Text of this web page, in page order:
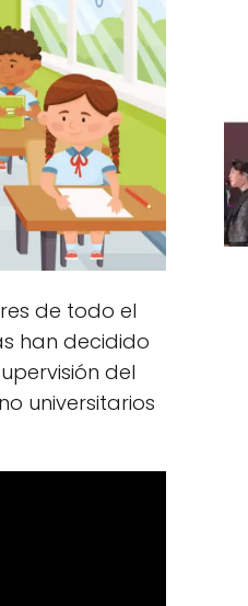
de todo el
han decidido
del
universitarios